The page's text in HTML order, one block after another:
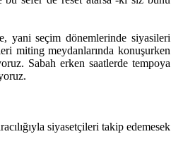
yani seçim dönemlerinde siyasileri
miting meydanlarında konuşurken
Sabah erken saatlerde tempoya
siyasetçileri takip edemesek